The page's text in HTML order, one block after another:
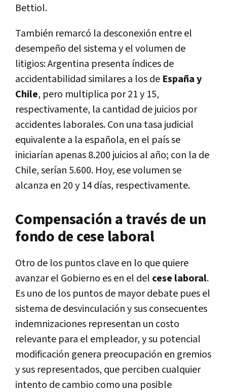
Bettiol.
También remarcó la desconexión entre el
desempeño del sistema y el volumen de
litigios: Argentina presenta índices de
accidentabilidad similares a los de España y
Chile, pero multiplica por 21 y 15,
respectivamente, la cantidad de juicios por
accidentes laborales. Con una tasa judicial
equivalente a la española, en el país se
iniciarían apenas 8.200 juicios al año; con la de
Chile, serían 5.600. Hoy, ese volumen se
alcanza en 20 y 14 días, respectivamente.
Compensación a través de un
fondo de cese laboral
Otro de los puntos clave en lo que quiere
avanzar el Gobierno es en el del cese laboral.
Es uno de los puntos de mayor debate pues el
sistema de desvinculación y sus consecuentes
indemnizaciones representan un costo
relevante para el empleador, y su potencial
modificación genera preocupación en gremios
y sus representados, que perciben cualquier
intento de cambio como una posible